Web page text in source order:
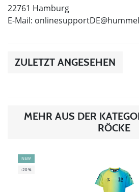
22761 Hamburg
E-Mail:
ZULETZT ANGESEHEN
MEHR AUS DER
RÖCKE
NEW
-20%